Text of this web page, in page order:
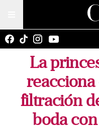
La
filtración
boda